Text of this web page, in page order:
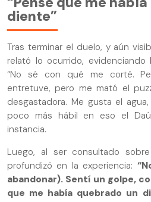
diente”
Tras terminar el duelo, y aún
relató lo ocurrido,
“No sé con qué me corté.
entretuve, pero me mató el
desgastadora. Me gusta el
poco más hábil en eso el
instancia.
Luego, al ser consultado
profundizó en la experiencia:
abandonar). Sentí un golpe,
que me había quebrado un